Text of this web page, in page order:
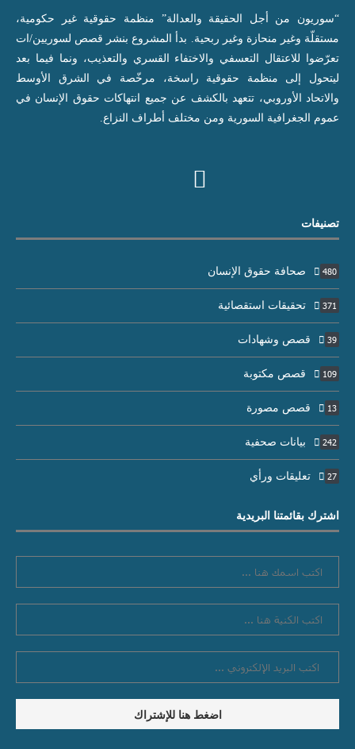
“سوريون من أجل الحقيقة والعدالة” منظمة حقوقية غير حكومية،
مستقلّة وغير منحازة وغير ربحية. بدأ المشروع بنشر قصص لسوريين/ات
تعرّضوا للاعتقال التعسفي والاختفاء القسري والتعذيب، ونما فيما بعد
ليتحول إلى منظمة حقوقية راسخة، مرخّصة في الشرق الأوسط
والاتحاد الأوروبي، تتعهد بالكشف عن جميع انتهاكات حقوق الإنسان في
عموم الجغرافية السورية ومن مختلف أطراف النزاع.
تصنيفات
صحافة حقوق الإنسان 480
تحقيقات استقصائية 371
قصص وشهادات 39
قصص مكتوبة 109
قصص مصورة 13
بيانات صحفية 242
تعليقات ورأي 27
اشترك بقائمتنا البريدية